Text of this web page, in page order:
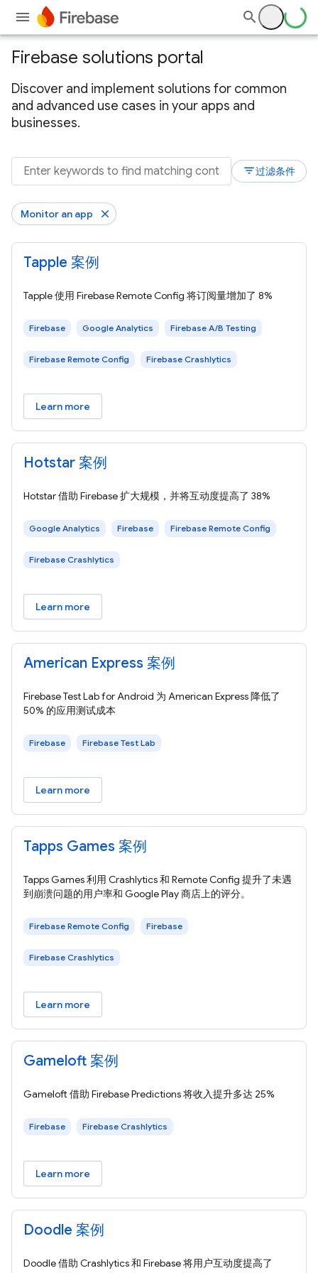
Firebase solutions portal
Discover and implement solutions for common
and advanced use cases in your apps and
businesses.
filter_list过滤条件
Monitor an app
Tapple 案例
Tapple 使用 Firebase Remote Config 将订阅量增加了 8%
Firebase Google Analytics Firebase A/B Testing
Firebase Remote Config Firebase Crashlytics
Learn more
Hotstar 案例
Hotstar 借助 Firebase 扩大规模，并将互动度提高了 38%
Google Analytics Firebase Firebase Remote Config
Firebase Crashlytics
Learn more
American Express 案例
Firebase Test Lab for Android 为 American Express 降低了
50% 的应用测试成本
Firebase Firebase Test Lab
Learn more
Tapps Games 案例
Tapps Games 利用 Crashlytics 和 Remote Config 提升了未遇
到崩溃问题的用户率和 Google Play 商店上的评分。
Firebase Remote Config Firebase
Firebase Crashlytics
Learn more
Gameloft 案例
Gameloft 借助 Firebase Predictions 将收入提升多达 25%
Firebase Firebase Crashlytics
Learn more
Doodle 案例
Doodle 借助 Crashlytics 和 Firebase 将用户互动度提高了